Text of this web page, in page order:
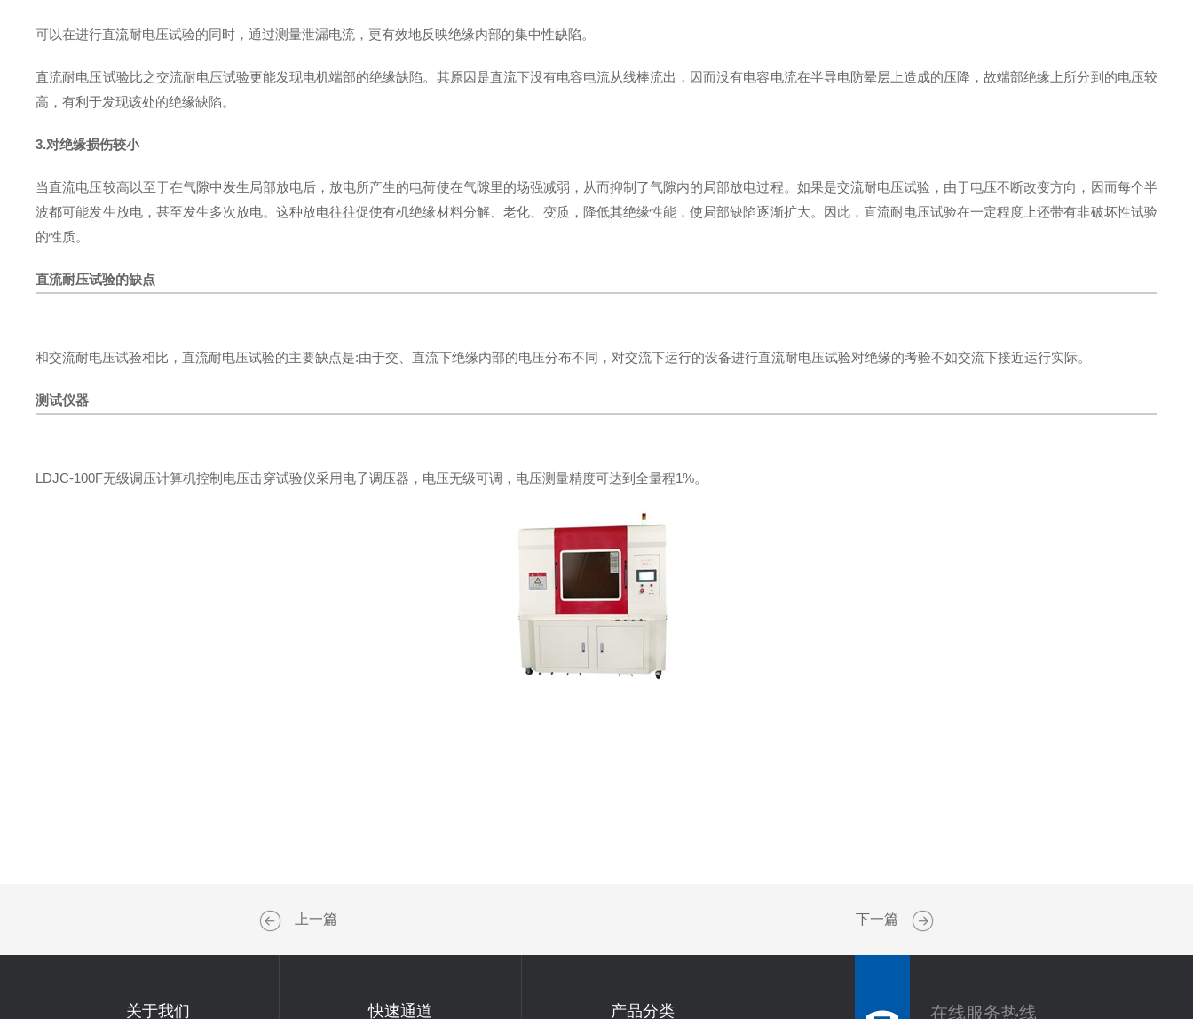
可以在进行直流耐电压试验的同时，通过测量泄漏电流，更有效地反映绝缘内部的集中性缺陷。
直流耐电压试验比之交流耐电压试验更能发现电机端部的绝缘缺陷。其原因是直流下没有电容电流从线棒流出，因而没有电容电流在半导电防晕层上造成的压降，故端部绝缘上所分到的电压较
高，有利于发现该处的绝缘缺陷。
3.对绝缘损伤较小
当直流电压较高以至于在气隙中发生局部放电后，放电所产生的电荷使在气隙里的场强减弱，从而抑制了气隙内的局部放电过程。如果是交流耐电压试验，由于电压不断改变方向，因而每个半
波都可能发生放电，甚至发生多次放电。这种放电往往促使有机绝缘材料分解、老化、变质，降低其绝缘性能，使局部缺陷逐渐扩大。因此，直流耐电压试验在一定程度上还带有非破坏性试验
的性质。
直流耐压试验的缺点
和交流耐电压试验相比，直流耐电压试验的主要缺点是:由于交、直流下绝缘内部的电压分布不同，对交流下运行的设备进行直流耐电压试验对绝缘的考验不如交流下接近运行实际。
测试仪器
LDJC-100F无级调压计算机控制电压击穿试验仪采用电子调压器，电压无级可调，电压测量精度可达到全量程1%。
上一篇 下一篇
关于我们 快速通道 产品分类 在线服务热线